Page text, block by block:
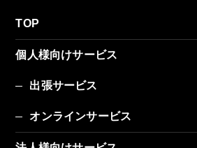
TOP
個人様向けサービス
出張サービス
オンラインサービス